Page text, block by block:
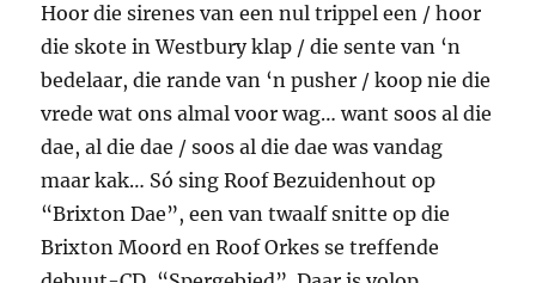
Hoor die sirenes van een nul trippel een / hoor
die skote in Westbury klap / die sente van ‘n
bedelaar, die rande van ‘n pusher / koop nie die
vrede wat ons almal voor wag… want soos al die
dae, al die dae / soos al die dae was vandag
maar kak… Só sing Roof Bezuidenhout op
“Brixton Dae”, een van twaalf snitte op die
Brixton Moord en Roof Orkes se treffende